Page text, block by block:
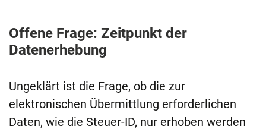
Offene Frage: Zeitpunkt der
Datenerhebung
Ungeklärt ist die Frage, ob die zur
elektronischen Übermittlung erforderlichen
Daten, wie die Steuer-ID, nur erhoben werden